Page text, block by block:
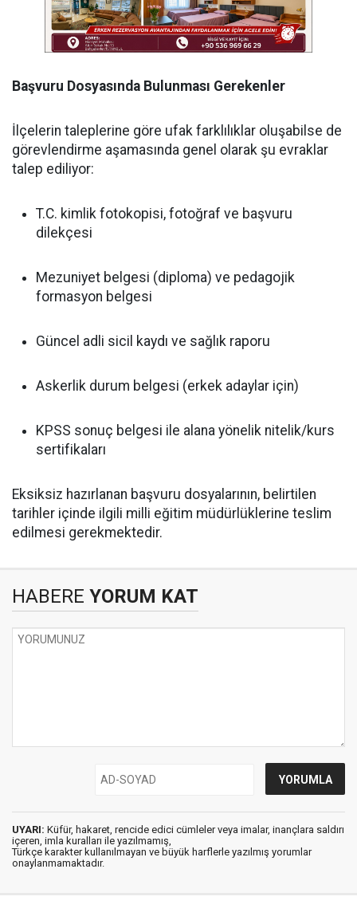
Başvuru Dosyasında Bulunması Gerekenler
İlçelerin taleplerine göre ufak farklılıklar oluşabilse de
görevlendirme aşamasında genel olarak şu evraklar
talep ediliyor:
T.C. kimlik fotokopisi, fotoğraf ve başvuru
dilekçesi
Mezuniyet belgesi (diploma) ve pedagojik
formasyon belgesi
Güncel adli sicil kaydı ve sağlık raporu
Askerlik durum belgesi (erkek adaylar için)
KPSS sonuç belgesi ile alana yönelik nitelik/kurs
sertifikaları
Eksiksiz hazırlanan başvuru dosyalarının, belirtilen
tarihler içinde ilgili milli eğitim müdürlüklerine teslim
edilmesi gerekmektedir.
HABERE YORUM KAT
UYARI: Küfür, hakaret, rencide edici cümleler veya imalar, inançlara saldırı
içeren, imla kuralları ile yazılmamış,
Türkçe karakter kullanılmayan ve büyük harflerle yazılmış yorumlar
onaylanmamaktadır.